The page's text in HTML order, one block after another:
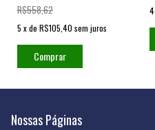
R$558,62
5 xde R$105,40 sem juros
Comprar
4
Nossas Páginas